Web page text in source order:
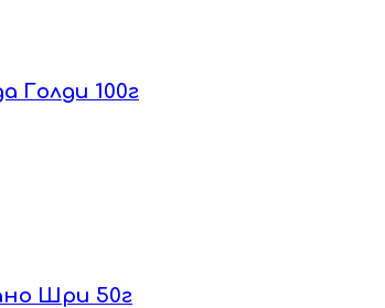
Голди 100г
Шри 50г